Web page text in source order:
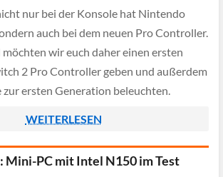
nur bei der Konsole hat Nintendo
auch bei dem neuen Pro Controller.
wir euch daher einen ersten
2 Pro Controller geben und außerdem
ersten Generation beleuchten.
WEITERLESEN
Mini-PC mit Intel N150 im Test